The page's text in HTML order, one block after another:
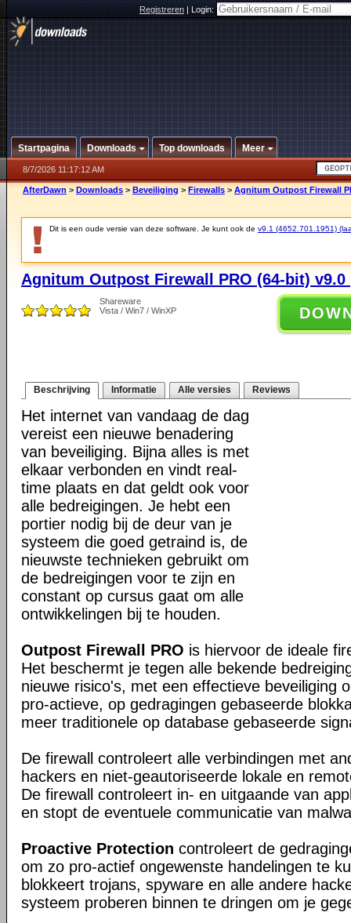
Registreren|Login:
Startpagina Downloads Top downloads Meer
8/7/2026 11:17:12 AM
AfterDawn > Downloads > Beveiliging > Firewalls > Agnitum Outpost Firewall
Dit is een oude versie van deze software. Je kunt ook de v9.1 (4652.701.1951)
Agnitum Outpost Firewall PRO (64-bit) v9.0
Shareware
Vista / Win7 / WinXP
Beschrijving Informatie Alle versies Reviews
Het internet van vandaag de dag
vereist een nieuwe benadering
van beveiliging. Bijna alles is met
elkaar verbonden en vindt real-
time plaats en dat geldt ook voor
alle bedreigingen. Je hebt een
portier nodig bij de deur van je
systeem die goed getraind is, de
nieuwste technieken gebruikt om
de bedreigingen voor te zijn en
constant op cursus gaat om alle
ontwikkelingen bij te houden.
Outpost Firewall PRO is hiervoor de ideale
Het beschermt je tegen alle bekende
nieuwe risico's, met een effectieve beveiliging
pro-actieve, op gedragingen gebaseerde
meer traditionele op database gebaseerde
De firewall controleert alle verbindingen met
hackers en niet-geautoriseerde lokale en
De firewall controleert in- en uitgaande van
en stopt de eventuele communicatie van
Proactive Protection controleert de
om zo pro-actief ongewenste handelingen te
blokkeert trojans, spyware en alle andere
systeem proberen binnen te dringen om je